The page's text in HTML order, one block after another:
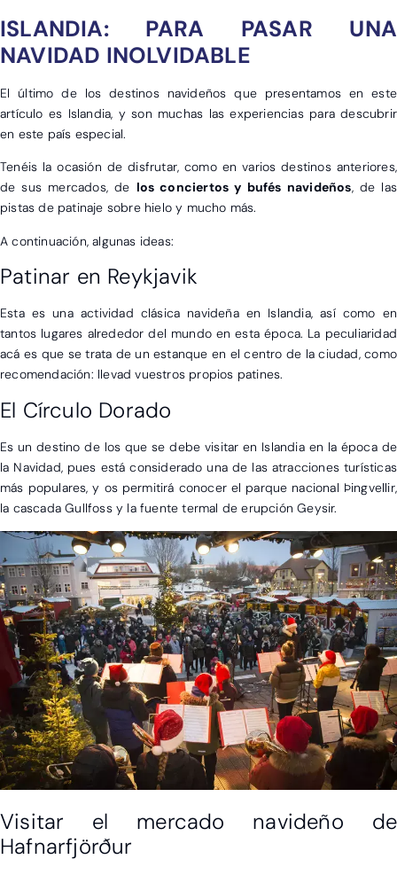
ISLANDIA: PARA PASAR UNA
NAVIDAD INOLVIDABLE
El último de los destinos navideños que presentamos en este
artículo es Islandia, y son muchas las experiencias para descubrir
en este país especial.
Tenéis la ocasión de disfrutar, como en varios destinos anteriores,
de sus mercados, de los conciertos y bufés navideños, de las
pistas de patinaje sobre hielo y mucho más.
A continuación, algunas ideas:
Patinar en Reykjavik
Esta es una actividad clásica navideña en Islandia, así como en
tantos lugares alrededor del mundo en esta época. La peculiaridad
acá es que se trata de un estanque en el centro de la ciudad, como
recomendación: llevad vuestros propios patines.
El Círculo Dorado
Es un destino de los que se debe visitar en Islandia en la época de
la Navidad, pues está considerado una de las atracciones turísticas
más populares, y os permitirá conocer el parque nacional Þingvellir,
la cascada Gullfoss y la fuente termal de erupción Geysir.
Visitar el mercado navideño de
Hafnarfjörður